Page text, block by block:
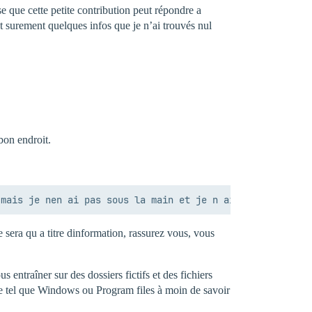
que cette petite contribution peut répondre a
quelques infos que je n’ai trouvés nul
endroit.
qu a titre dinformation, rassurez vous, vous
entraîner sur des dossiers fictifs et des fichiers
tel que Windows ou Program files à moin de savoir